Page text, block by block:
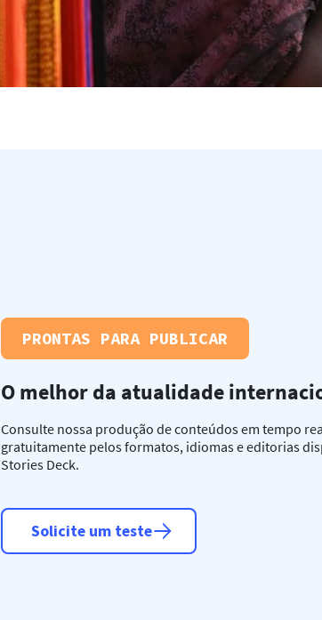
PRONTAS PARA PUBLICAR
O melhor da atualidade
Consulte nossa produção de conteúdos em tempo
gratuitamente pelos formatos, idiomas e editorias
Stories Deck.
Solicite um teste